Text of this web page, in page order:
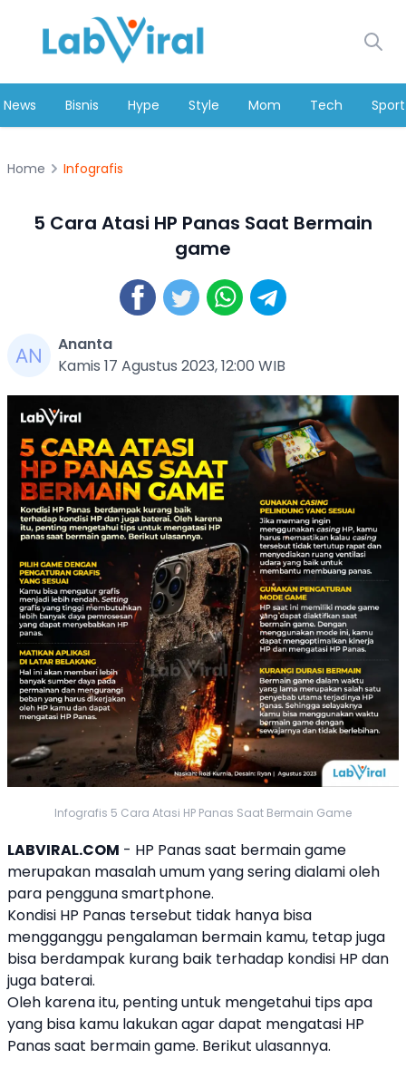
News Bisnis Hype Style Mom Tech Sport
Home Infografis
5 Cara Atasi HP Panas Saat Bermain
game
Ananta
Kamis 17 Agustus 2023, 12:00 WIB
Infografis 5 Cara Atasi HP Panas Saat Bermain Game
LABVIRAL.COM - HP Panassaat bermain game
merupakan masalah umum yang sering dialami oleh
para pengguna smartphone.
Kondisi HP Panas tersebut tidak hanya bisa
mengganggu pengalaman bermain kamu, tetap juga
bisa berdampak kurang baik terhadap kondisi HP dan
juga baterai.
Oleh karena itu, penting untuk mengetahui tips apa
yang bisa kamu lakukan agar dapat mengatasi HP
Panassaat bermain game. Berikut ulasannya.